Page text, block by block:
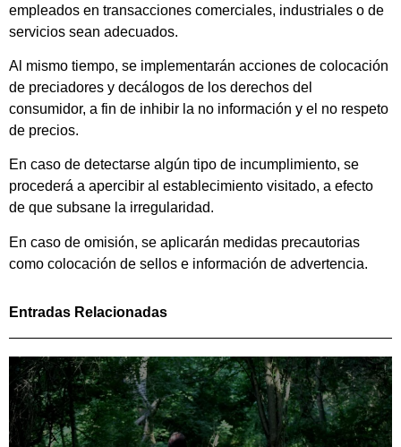
empleados en transacciones comerciales, industriales o de
servicios sean adecuados.
Al mismo tiempo, se implementarán acciones de colocación
de preciadores y decálogos de los derechos del
consumidor, a fin de inhibir la no información y el no respeto
de precios.
En caso de detectarse algún tipo de incumplimiento, se
procederá a apercibir al establecimiento visitado, a efecto
de que subsane la irregularidad.
En caso de omisión, se aplicarán medidas precautorias
como colocación de sellos e información de advertencia.
Entradas Relacionadas